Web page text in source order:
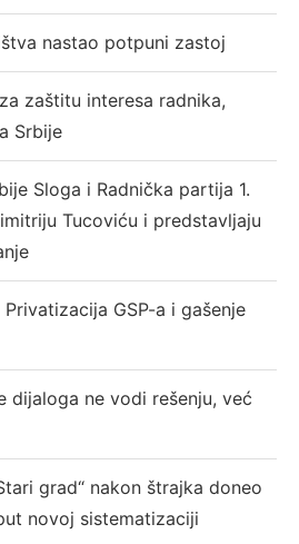
nastao potpuni zastoj
zaštitu interesa radnika,
Srbije
Sloga i Radnička partija 1.
Tucoviću i predstavljaju
GSP-a i gašenje
dijaloga ne vodi rešenju, već
grad“ nakon štrajka doneo
novoj sistematizaciji